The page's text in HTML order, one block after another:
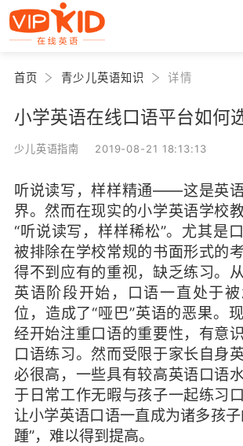
首页 青少儿英语知识 详情
小学英语在线口语平台如何
少儿英语指南 2019-08-21 18:13:13
听说读写，样样精通——这是英
界。然而在现实的小学英语学校
“听说读写，样样稀松”。尤其是
被排除在学校常规的书面形式的
得不到应有的重视，缺乏练习。
英语阶段开始，口语一直处于
位，造成了“哑巴”英语的恶果。
经开始注重口语的重要性，有意
口语练习。然而受限于家长自身
必很高，一些具有较高英语口语
于日常工作无暇与孩子一起练习
让小学英语口语一直成为诸多孩
踵”，难以得到提高。